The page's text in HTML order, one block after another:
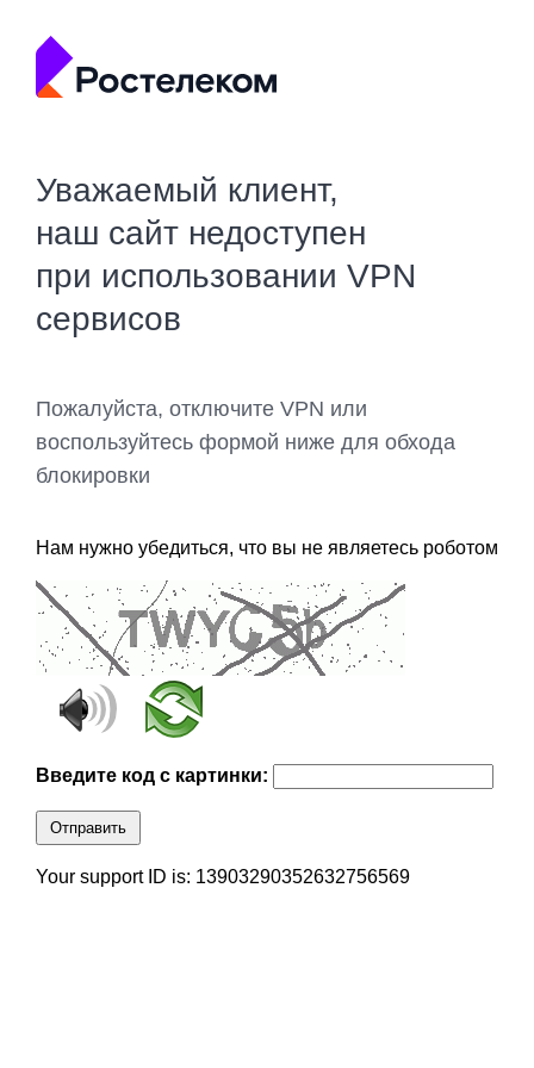
Уважаемый клиент,
наш сайт недоступен
при использовании VPN
сервисов
Пожалуйста, отключите VPN или
воспользуйтесь формой ниже для обхода
блокировки
Нам нужно убедиться, что вы не являетесь роботом
Введите код с картинки:
Отправить
Your support ID is: 13903290352632756569